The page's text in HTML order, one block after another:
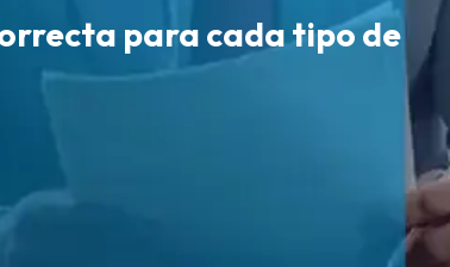
para cada tipo de